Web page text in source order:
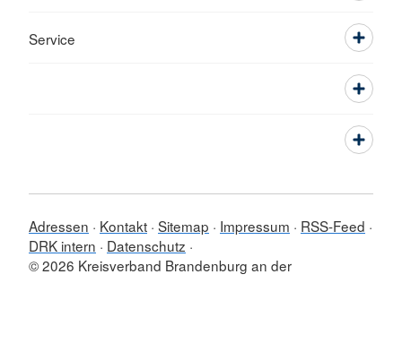
Service
Adressen Kontakt Sitemap Impressum
RSS-Feed
DRK intern
Datenschutz
© 2026 Kreisverband Brandenburg an der